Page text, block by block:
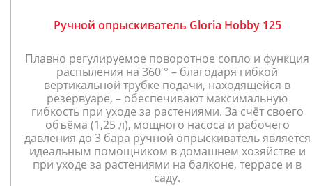
Ручной опрыскиватель Gloria Hobby 125
Плавно регулируемое поворотное сопло и функция
распыления на 360 ° – благодаря гибкой
вертикальной трубке подачи, находящейся в
резервуаре, – обеспечивают максимальную
гибкость при уходе за растениями. За счёт своего
объёма (1,25 л), мощного насоса и рабочего
давления до 3 бара ручной опрыскиватель является
идеальным помощником в домашнем хозяйстве и
при уходе за растениями на балконе, террасе и в
саду.